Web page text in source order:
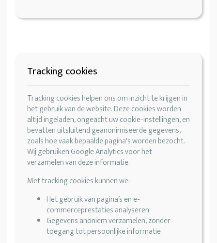
Tracking cookies
Tracking cookies helpen ons om inzicht te krijgen in
het gebruik van de website. Deze cookies worden
altijd ingeladen, ongeacht uw cookie-instellingen, en
bevatten uitsluitend geanonimiseerde gegevens,
zoals hoe vaak bepaalde pagina's worden bezocht.
Wij gebruiken Google Analytics voor het
verzamelen van deze informatie.
Met tracking cookies kunnen we:
Het gebruik van pagina’s en e-
commerceprestaties analyseren
Gegevens anoniem verzamelen, zonder
toegang tot persoonlijke informatie